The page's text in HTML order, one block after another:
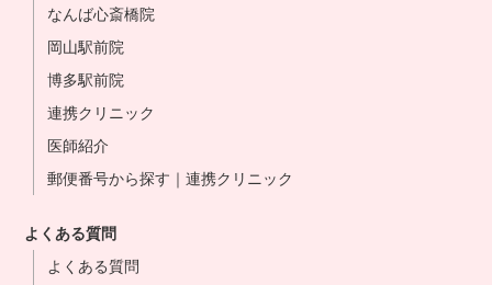
なんば心斎橋院
岡山駅前院
博多駅前院
連携クリニック
医師紹介
郵便番号から探す｜連携クリニック
よくある質問
よくある質問